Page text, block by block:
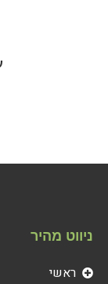
ניווט מהיר
ראשי